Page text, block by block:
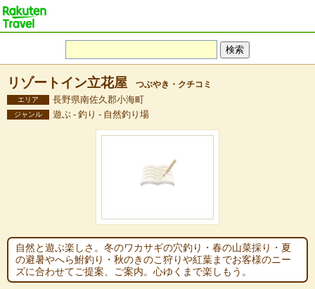
リゾートイン立花屋 つぶやき・クチコミ
エリア 長野県南佐久郡小海町
ジャンル 遊ぶ - 釣り - 自然釣り場
自然と遊ぶ楽しさ。冬のワカサギの穴釣り・春の山菜採り・夏
の避暑やへら鮒釣り・秋のきのこ狩りや紅葉までお客様のニー
ズに合わせてご提案、ご案内。心ゆくまで楽しもう。